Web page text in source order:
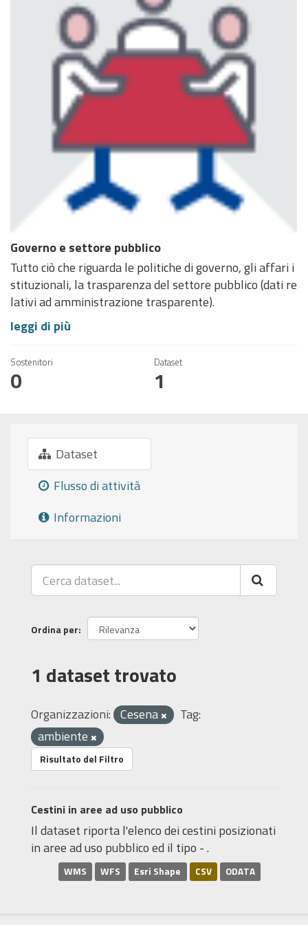
Governo e settore pubblico
Tutto ciò che riguarda le politiche di governo, gli affari i
stituzionali, la trasparenza del settore pubblico (dati re
lativi ad amministrazione trasparente).
leggi di più
Sostenitori
0
Dataset
1
Dataset
Flusso di attività
Informazioni
Ordina per
1 dataset trovato
Organizzazioni: Cesena
Tag:
ambiente
Risultato del Filtro
Cestini in aree ad uso pubblico
Il dataset riporta l'elenco dei cestini posizionati
in aree ad uso pubblico ed il tipo - .
WMS WFS Esri Shape CSV ODATA